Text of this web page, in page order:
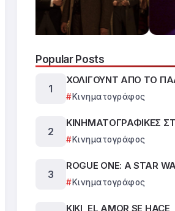
Popular Posts
ΧΟΛΙΓΟΥΝΤ ΑΠΟ ΤΟ
Κινηματογράφος
ΚΙΝΗΜΑΤΟΓΡΑΦΙΚΕΣ
Κινηματογράφος
ROGUE ONE: A STAR
Κινηματογράφος
KIKI, EL AMOR SE HACE